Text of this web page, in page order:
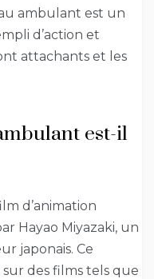
ambulant est un
d’action et
attachants et les
est-il
d’animation
Hayao Miyazaki, un
japonais. Ce
des films tels que